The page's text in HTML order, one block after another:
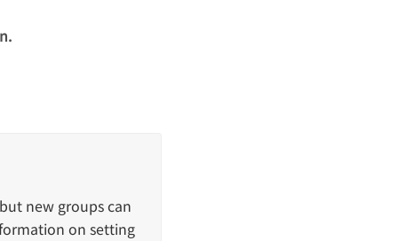
new groups can
on setting